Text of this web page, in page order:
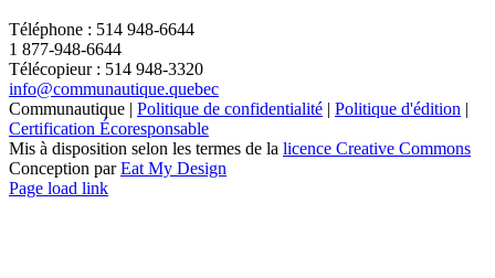
Téléphone : 514 948-6644
1 877-948-6644
Télécopieur : 514 948-3320
info@communautique.quebec
Communautique | Politique de confidentialité | Politique d'édition |
Certification Écoresponsable
Mis à disposition selon les termes de la licence Creative Commons
Conception parEat My Design
Facebook
YouTube
LinkedIn
Email
Page load link